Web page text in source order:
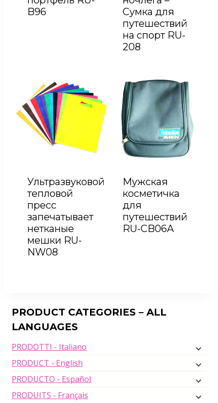
B96
Сумка для
путешествий
на спорт RU-
208
Ультразвуковой
тепловой
пресс
запечатывает
нетканые
мешки RU-
NW08
Мужская
косметичка
для
путешествий
RU-CB06A
PRODUCT CATEGORIES – ALL
LANGUAGES
PRODOTTI - Italiano
PRODUCT - English
PRODUCTO - Español
PRODUITS - Français